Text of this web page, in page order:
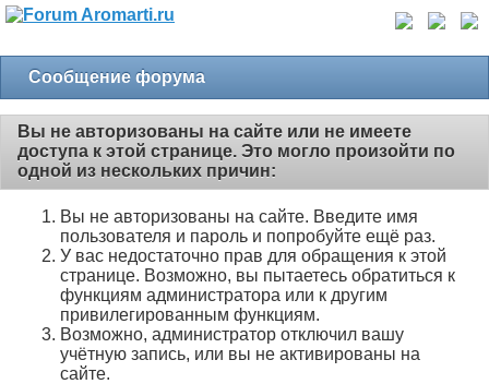
Сообщение форума
Вы не авторизованы на сайте или не имеете
доступа к этой странице. Это могло произойти по
одной из нескольких причин:
Вы не авторизованы на сайте. Введите имя
пользователя и пароль и попробуйте ещё раз.
У вас недостаточно прав для обращения к этой
странице. Возможно, вы пытаетесь обратиться к
функциям администратора или к другим
привилегированным функциям.
Возможно, администратор отключил вашу
учётную запись, или вы не активированы на
сайте.